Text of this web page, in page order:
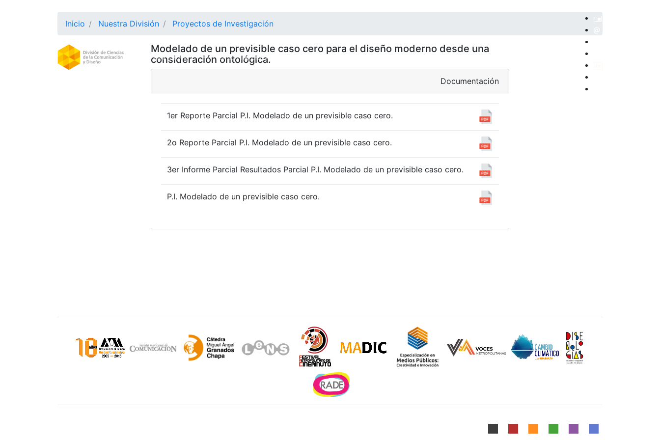
DIVISION(CURRENT)OFERTA EDUCATIVA DEPARTAMENTOS
Inicio Nuestra División Proyectos de Investigación
Modelado de un previsible caso cero para el diseño moderno desde una
consideración ontológica.
Documentación
1er Reporte Parcial P.I. Modelado de un previsible caso cero.
2o Reporte Parcial P.I. Modelado de un previsible caso cero.
3er Informe Parcial Resultados Parcial P.I. Modelado de un previsible caso cero.
P.I. Modelado de un previsible caso cero.